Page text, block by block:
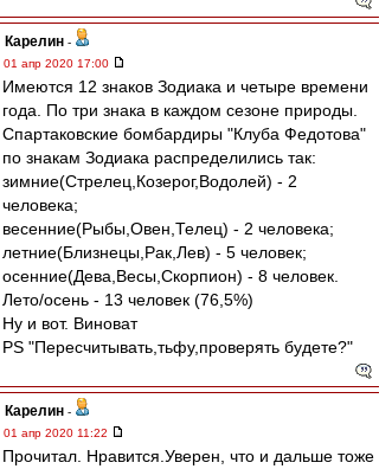
Карелин -
01 апр 2020 17:00
Имеются 12 знаков Зодиака и четыре времени
года. По три знака в каждом сезоне природы.
Спартаковские бомбардиры "Клуба Федотова"
по знакам Зодиака распределились так:
зимние(Стрелец,Козерог,Водолей) - 2
человека;
весенние(Рыбы,Овен,Телец) - 2 человека;
летние(Близнецы,Рак,Лев) - 5 человек;
осенние(Дева,Весы,Скорпион) - 8 человек.
Лето/осень - 13 человек (76,5%)
Ну и вот. Виноват
PS "Пересчитывать,тьфу,проверять будете?"
Карелин -
01 апр 2020 11:22
Прочитал. Нравится.Уверен, что и дальше тоже